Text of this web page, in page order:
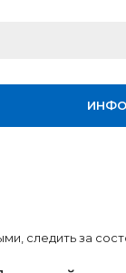
следить за